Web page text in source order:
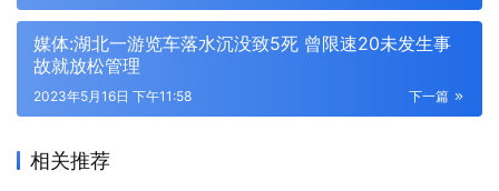
媒体:湖北一游览车落水沉没致5死 曾限速20未发生事
故就放松管理
下一篇
2023年5月16日 下午11:58
相关推荐